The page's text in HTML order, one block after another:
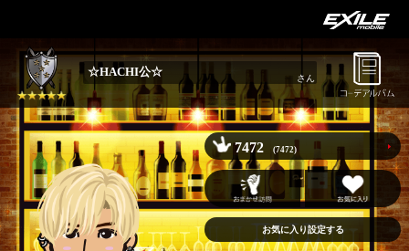
☆HACHI公☆ さん
7472 (7472)
お気に入り設定する